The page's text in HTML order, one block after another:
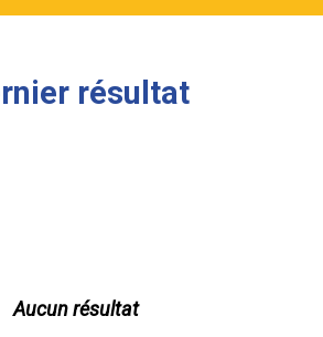
résultat
Aucun résultat